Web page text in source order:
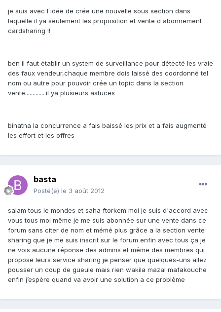
je suis avec l idée de crée une nouvelle sous section dans
laquelle il ya seulement les proposition et vente d abonnement
cardsharing !!
ben il faut établir un system de surveillance pour détecté les vraie
des faux vendeur,chaque membre dois laissé des coordonné tel
nom ou autre pour pouvoir crée un topic dans la section
vente..............il ya plusieurs astuces
binatna la concurrence a fais baissé les prix et a fais augmenté
les effort et les offres
basta
Posté(e) le 3 août 2012
salam tous le mondes et saha ftorkem moi je suis d'accord avec
vous tous moi même je me suis abonnée sur une vente dans ce
forum sans citer de nom et mémé plus grâce a la section vente
sharing que je me suis inscrit sur le forum enfin avec tous ça je
ne vois aucune réponse des admins et même des membres qui
propose leurs service sharing je penser que quelques-uns allez
pousser un coup de gueule mais rien wakila mazal mafakouche
enfin j’espère quand va avoir une solution a ce problème